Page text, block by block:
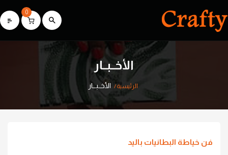
0
الأخــبــار
الرئيسية الأخــبــار
فن خياطة البطانيات باليد